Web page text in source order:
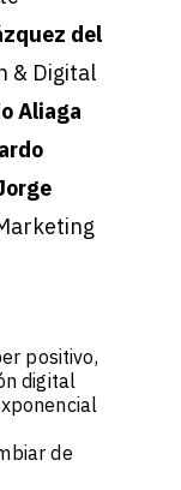
del
& Digital
Aliaga
positivo,
digital
de